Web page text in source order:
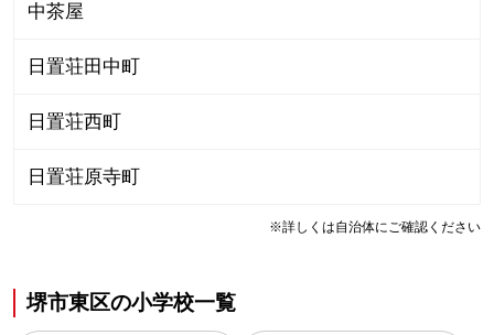
中茶屋
日置荘田中町
日置荘西町
日置荘原寺町
※詳しくは自治体にご確認ください
堺市東区の小学校一覧